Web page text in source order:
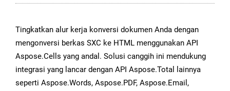
Tingkatkan alur kerja konversi dokumen Anda dengan
mengonversi berkas SXC ke HTML menggunakan API
Aspose.Cells yang andal. Solusi canggih ini mendukung
integrasi yang lancar dengan API Aspose.Total lainnya
seperti Aspose.Words, Aspose.PDF, Aspose.Email,